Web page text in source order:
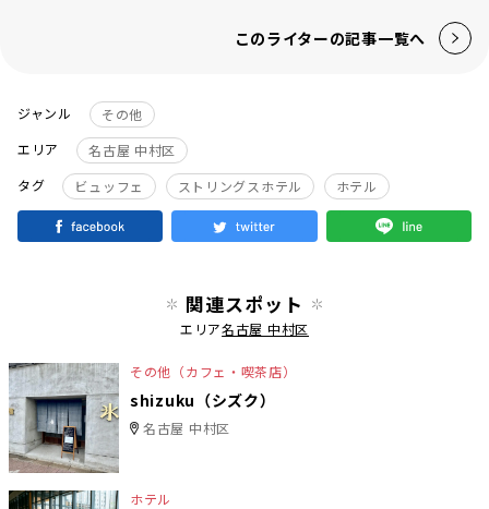
このライターの記事一覧へ
ジャンル
その他
エリア
名古屋 中村区
タグ
ビュッフェ ストリングスホテル ホテル
関連スポット
エリア名古屋 中村区
その他（カフェ・喫茶店）
shizuku（シズク）
名古屋 中村区
ホテル